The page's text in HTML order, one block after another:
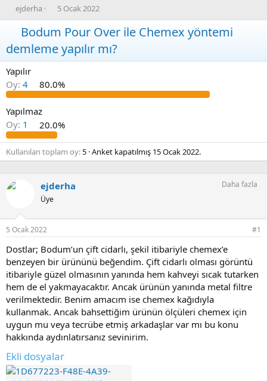
K
o
y
u
b
a
ş
a
t
a
n
ejderha
B
a
ş
a
n
ı
ç
r
i
i
5 Ocak 2022
Bodum Pour Over ile Chemex yöntemi
demleme yapılır mı?
Yapılır
Oy: 4 80.0%
Yapılmaz
Oy: 1 20.0%
Kullanılan toplam oy 5 Anket kapatılmış 15 Ocak 2022.
ejderha
Üye
Daha fazla
5 Ocak 2022 #1
Dostlar; Bodum’un çift cidarlı, şekil itibariyle chemex’e
benzeyen bir ürününü beğendim. Çift cidarlı olması görüntü
itibariyle güzel olmasının yanında hem kahveyi sıcak tutarken
hem de el yakmayacaktır. Ancak ürünün yanında metal filtre
verilmektedir. Benim amacım ise chemex kağıdıyla
kullanmak. Ancak bahsettiğim ürünün ölçüleri chemex için
uygun mu veya tecrübe etmiş arkadaşlar var mı bu konu
hakkında aydınlatırsanız sevinirim.
Ekli dosyalar